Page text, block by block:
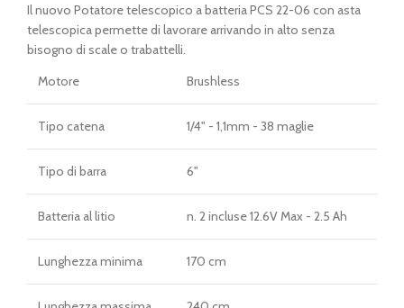
prezzo
originale
era:
prezzo
attuale
è:
Il nuovo Potatore telescopico a batteria PCS 22-06 con asta
telescopica permette di lavorare arrivando in alto senza
bisogno di scale o trabattelli.
Motore
Brushless
Tipo catena 1/4" - 1,1mm - 38 maglie
Tipo di barra 6"
Batteria al litio n. 2 incluse 12.6V Max - 2.5 Ah
Lunghezza minima 170 cm